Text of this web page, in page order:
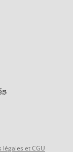
légales et CGU